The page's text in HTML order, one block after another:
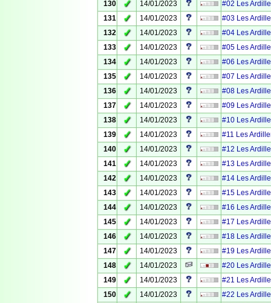
130 ✓ 14/01/2023
#02 Les
131
✓ 14/01/2023
#03 Les
132
✓ 14/01/2023
#04 Les
133
✓ 14/01/2023
#05 Les
134
✓ 14/01/2023
#06 Les
135
✓ 14/01/2023
#07 Les
136
✓ 14/01/2023
#08 Les
137
✓ 14/01/2023
#09 Les
138
✓ 14/01/2023
#10 Les
139
✓ 14/01/2023
#11 Les
140
✓ 14/01/2023
#12 Les
141
✓ 14/01/2023
#13 Les
142
✓ 14/01/2023
#14 Les
143
✓ 14/01/2023
#15 Les
144
✓ 14/01/2023
#16 Les
145
✓ 14/01/2023
#17 Les
146
✓ 14/01/2023
#18 Les
147
✓ 14/01/2023
#19 Les
148
✓ 14/01/2023
#20 Les
149
✓ 14/01/2023
#21 Les
150
✓ 14/01/2023
#22 Les